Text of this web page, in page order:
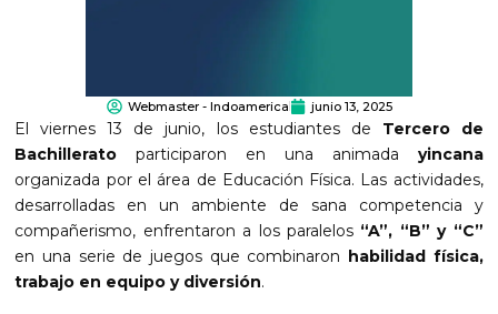
Webmaster - Indoamerica junio 13, 2025
El viernes 13 de junio, los estudiantes de Tercero de
Bachillerato participaron en una animada yincana
organizada por el área de Educación Física. Las actividades,
desarrolladas en un ambiente de sana competencia y
compañerismo, enfrentaron a los paralelos “A”, “B” y “C”
en una serie de juegos que combinaron habilidad física,
trabajo en equipo y diversión.